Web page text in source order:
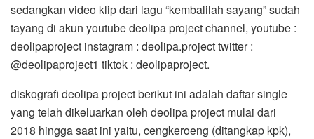
sedangkan video klip dari lagu “kembalilah sayang” sudah
tayang di akun youtube deolipa project channel, youtube :
deolipaproject instagram : deolipa.project twitter :
@deolipaproject1 tiktok : deolipaproject.
diskografi deolipa project berikut ini adalah daftar single
yang telah dikeluarkan oleh deolipa project mulai dari
2018 hingga saat ini yaitu, cengkeroeng (ditangkap kpk),